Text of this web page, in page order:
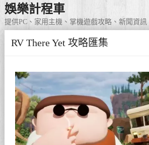
娛樂計程車
提供PC、家用主機、掌機遊戲攻略、新聞資訊
RV There Yet 攻略匯集